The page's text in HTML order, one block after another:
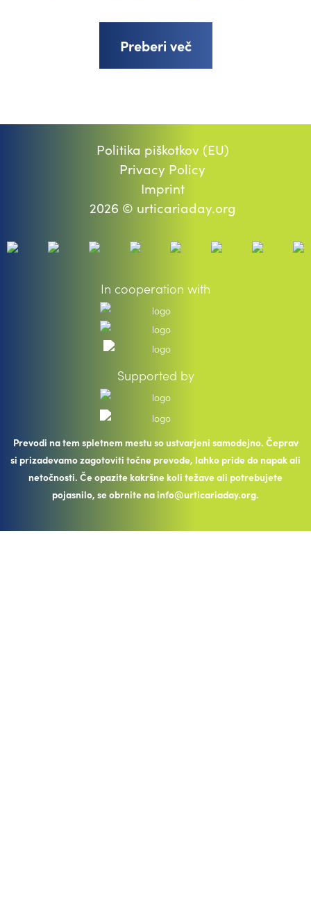
Preberi več
Politika piškotkov (EU)
Privacy Policy
Imprint
2026 © urticariaday.org
In cooperation with
Supported by
Prevodi na tem spletnem mestu so ustvarjeni samodejno. Čeprav
si prizadevamo zagotoviti točne prevode, lahko pride do napak ali
netočnosti. Če opazite kakršne koli težave ali potrebujete
pojasnilo, se obrnite na info@urticariaday.org.